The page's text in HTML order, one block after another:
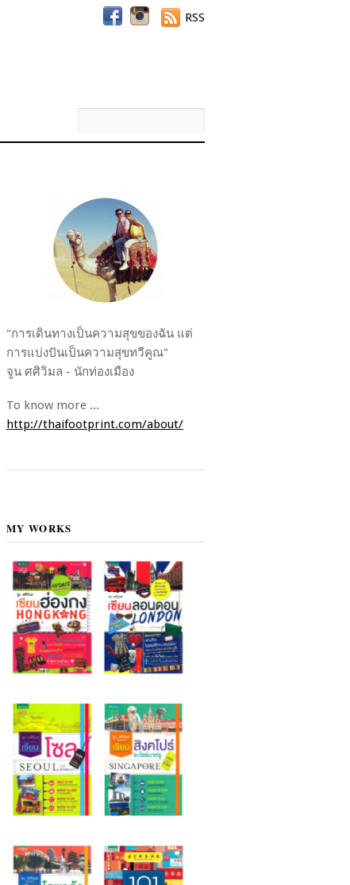
RSS
"การเดินทางเป็นความสุขของฉัน แต่
การแบ่งปันเป็นความสุขทวีคูณ"
จูน ศศิวิมล - นักท่องเมือง
To know more ...
http://thaifootprint.com/about/
MY WORKS